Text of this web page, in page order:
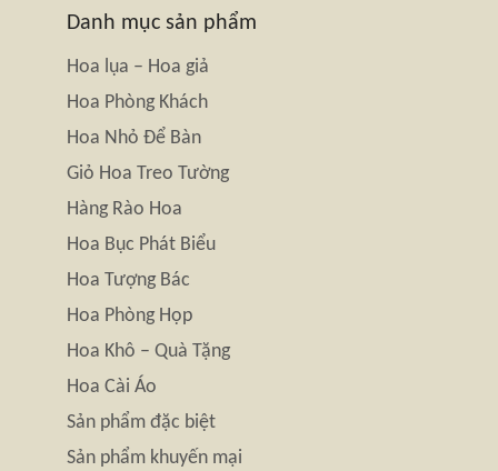
Danh mục sản phẩm
Hoa lụa – Hoa giả
Hoa Phòng Khách
Hoa Nhỏ Để Bàn
Giỏ Hoa Treo Tường
Hàng Rào Hoa
Hoa Bục Phát Biểu
Hoa Tượng Bác
Hoa Phòng Họp
Hoa Khô – Quà Tặng
Hoa Cài Áo
Sản phẩm đặc biệt
Sản phẩm khuyến mại